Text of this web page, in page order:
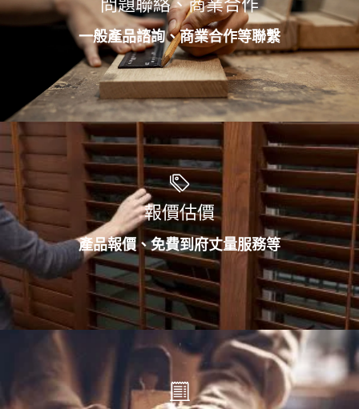
問題聯絡、商業合作
一般產品諮詢、商業合作等聯繫
報價估價
產品報價、免費到府丈量服務等